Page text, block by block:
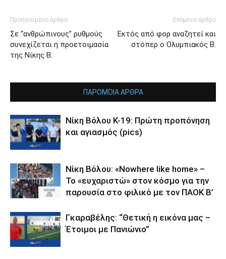
Προηγούμενο άρθρο
Σε “ανθρώπινους” ρυθμούς
συνεχίζεται η προετοιμασία
της Νίκης Β.
Επόμενο άρθρο
Εκτός από φορ αναζητεί και
στόπερ ο Ολυμπιακός Β.
ΠΑΡΟΜΟΙΑ ΑΡΘΡΑ
Νίκη Βόλου Κ-19: Πρώτη προπόνηση
και αγιασμός (pics)
Νίκη Βόλου: «Nowhere like home» –
Το «ευχαριστώ» στον κόσμο για την
παρουσία στο φιλικό με τον ΠΑΟΚ Β’
Γκαραβέλης: “Θετική η εικόνα μας –
Έτοιμοι με Πανιώνιο”